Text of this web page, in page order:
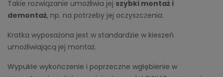
Takie rozwiązanie umożliwia jej szybki montaż i
demontaż, np. na potrzeby jej oczyszczenia.
Kratka wyposażona jest w standardzie w kieszeń
umożliwiającą jej montaż.
Wypukłe wykończenie i poprzeczne wgłębienie w